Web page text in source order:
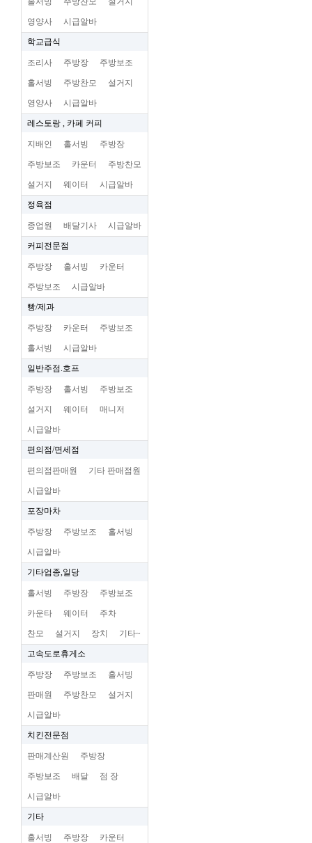
영양사 시급알바
학교급식
조리사 주방장 주방보조
홀서빙 주방찬모 설거지
영양사 시급알바
레스토랑 , 카페 커피
지배인 홀서빙 주방장
주방보조 카운터 주방찬모
설거지 웨이터 시급알바
정육점
종업원 배달기사 시급알바
커피전문점
주방장 홀서빙 카운터
주방보조 시급알바
빵/제과
주방장 카운터 주방보조
홀서빙 시급알바
일반주점.호프
주방장 홀서빙 주방보조
설거지 웨이터 매니저
시급알바
편의점/면세점
편의점판매원 기타 판매점원
시급알바
포장마차
주방장 주방보조 홀서빙
시급알바
기타업종,일당
홀서빙 주방장 주방보조
카운타 웨이터 주차
찬모 설거지 장치 기타~
고속도로휴게소
주방장 주방보조 홀서빙
판매원 주방찬모 설거지
시급알바
치킨전문점
판매계산원 주방장
주방보조 배달 점 장
시급알바
기타
홀서빙 주방장 카운터